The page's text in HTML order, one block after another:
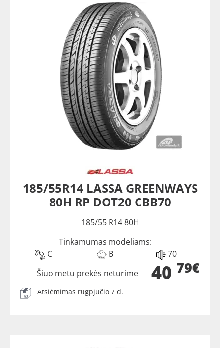
185/55R14 LASSA GREENWAYS
80H RP DOT20 CBB70
185/55 R14 80H
Tinkamumas modeliams:
C
B 70
40 79€
Šiuo metu prekės neturime
Atsiėmimas rugpjūčio 7 d.